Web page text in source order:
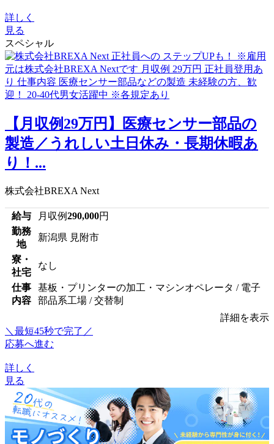
詳しく
見る
スペシャル
【月収例29万円】医療センサー部品の
製造／うれしい土日休み・長期休暇あ
り！...
株式会社BREXA Next
給与 月収例290,000円
勤務
地
新潟県 見附市
寮・
社宅
なし
仕事
内容
基板・プリンターの加工・マシンオペレータ / 電子
部品系工場 / 交替制
詳細を表示
＼最短45秒で完了／
応募へ進む
詳しく
見る